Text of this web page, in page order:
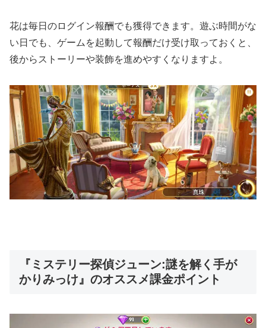
花は毎日のログイン報酬でも獲得できます。遊ぶ時間がな
い日でも、ゲームを起動して報酬だけ受け取っておくと、
後からストーリーや装飾を進めやすくなりますよ。
『ミステリー探偵ジューン:謎を解く手が
かりみっけ』のオススメ課金ポイント